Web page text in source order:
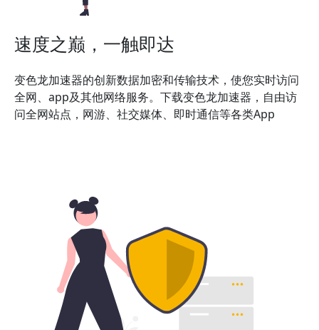
速度之巅，一触即达
变色龙加速器的创新数据加密和传输技术，使您实时访问
全网、app及其他网络服务。下载变色龙加速器，自由访
问全网站点，网游、社交媒体、即时通信等各类App